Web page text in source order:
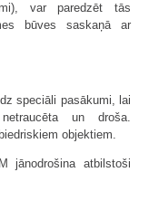
var paredzēt tās
būves saskaņā ar
speciāli pasākumi, lai
un droša.
objektiem.
jānodrošina atbilstoši